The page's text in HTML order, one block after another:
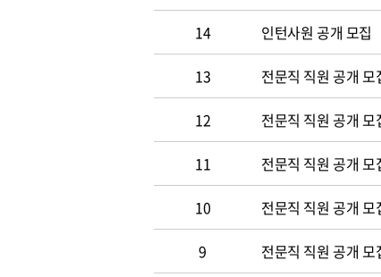
14 인턴사원 공개 모집
13 전문직 직원 공개 모
12 전문직 직원 공개 모
11 전문직 직원 공개 모
10 전문직 직원 공개 모
9 전문직 직원 공개 모